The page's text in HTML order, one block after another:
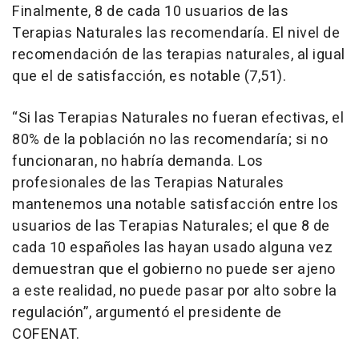
Finalmente, 8 de cada 10 usuarios de las
Terapias Naturales las recomendaría. El nivel de
recomendación de las terapias naturales, al igual
que el de satisfacción, es notable (7,51).
“Si las Terapias Naturales no fueran efectivas, el
80% de la población no las recomendaría; si no
funcionaran, no habría demanda. Los
profesionales de las Terapias Naturales
mantenemos una notable satisfacción entre los
usuarios de las Terapias Naturales; el que 8 de
cada 10 españoles las hayan usado alguna vez
demuestran que el gobierno no puede ser ajeno
a este realidad, no puede pasar por alto sobre la
regulación”, argumentó el presidente de
COFENAT.